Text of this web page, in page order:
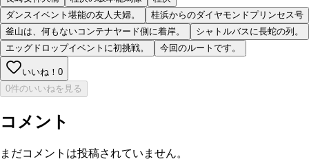
ダンスイベント堪能の友人夫婦。
桂浜からのダイヤモンドプリンセス号
釜山は、何もないコンテナヤード側に着岸。
シャトルバスに長蛇の列。
エッグドロップイベントに初挑戦。
今回のルートです。
いいね！ 0
0件のいいねを見る
コメント
まだコメントは投稿されていません。